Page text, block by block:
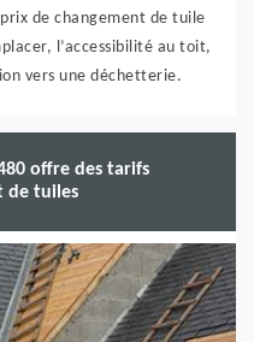
de changement de tuile
l’accessibilité au toit,
vers une déchetterie.
offre des tarifs
de tuiles